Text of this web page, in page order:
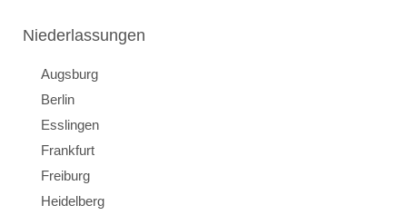
Niederlassungen
Augsburg
Berlin
Esslingen
Frankfurt
Freiburg
Heidelberg